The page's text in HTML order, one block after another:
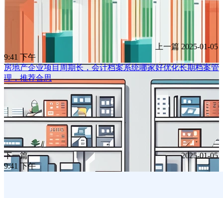
上一篇 2025-01-05
9:41 下午
房地产企业项目周期长，会计档案系统哪家好优化长期档案管
理，推荐合思
下一篇
2025-01-05
9:41 下午